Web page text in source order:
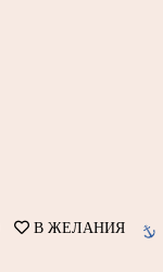
В ЖЕЛАНИЯ